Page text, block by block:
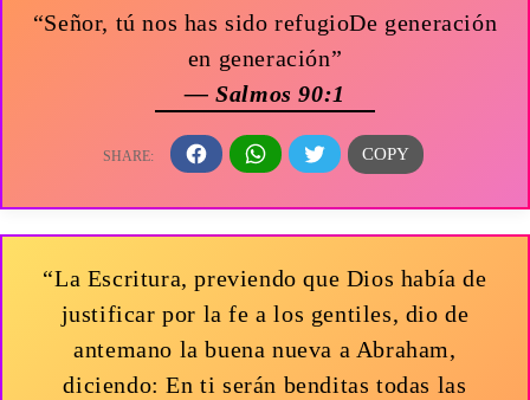
“Señor, tú nos has sido refugioDe generación
en generación”
— Salmos 90:1
“La Escritura, previendo que Dios había de
justificar por la fe a los gentiles, dio de
antemano la buena nueva a Abraham,
diciendo: En ti serán benditas todas las